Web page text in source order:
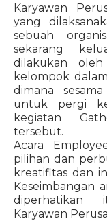
Karyawan
yang
sebuah
sekarang
dilakukan oleh
kelompok
dimana
untuk pergi
kegiatan
tersebut.
Acara
pilihan dan
kreatifitas dan
Keseimbangan
diperhatikan
Karyawan